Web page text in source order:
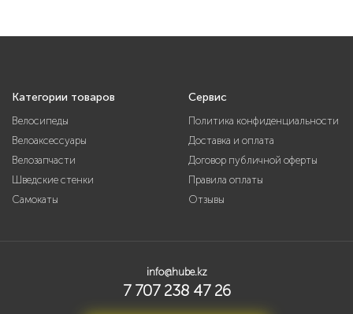
Категории товаров
Велосипеды
Велоаксессуары
Велозапчасти
Шведские стенки
Самокаты
Сервис
Политика конфиденциальности
Доставка и оплата
Договор публичной оферты
Правила оплаты
Отзывы
info@hube.kz
7 707 238 47 26